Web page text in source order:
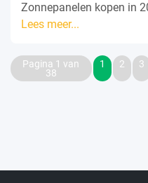
Zonnepanelen kopen in
Lees meer...
Pagina 1 van
38
1 2 3